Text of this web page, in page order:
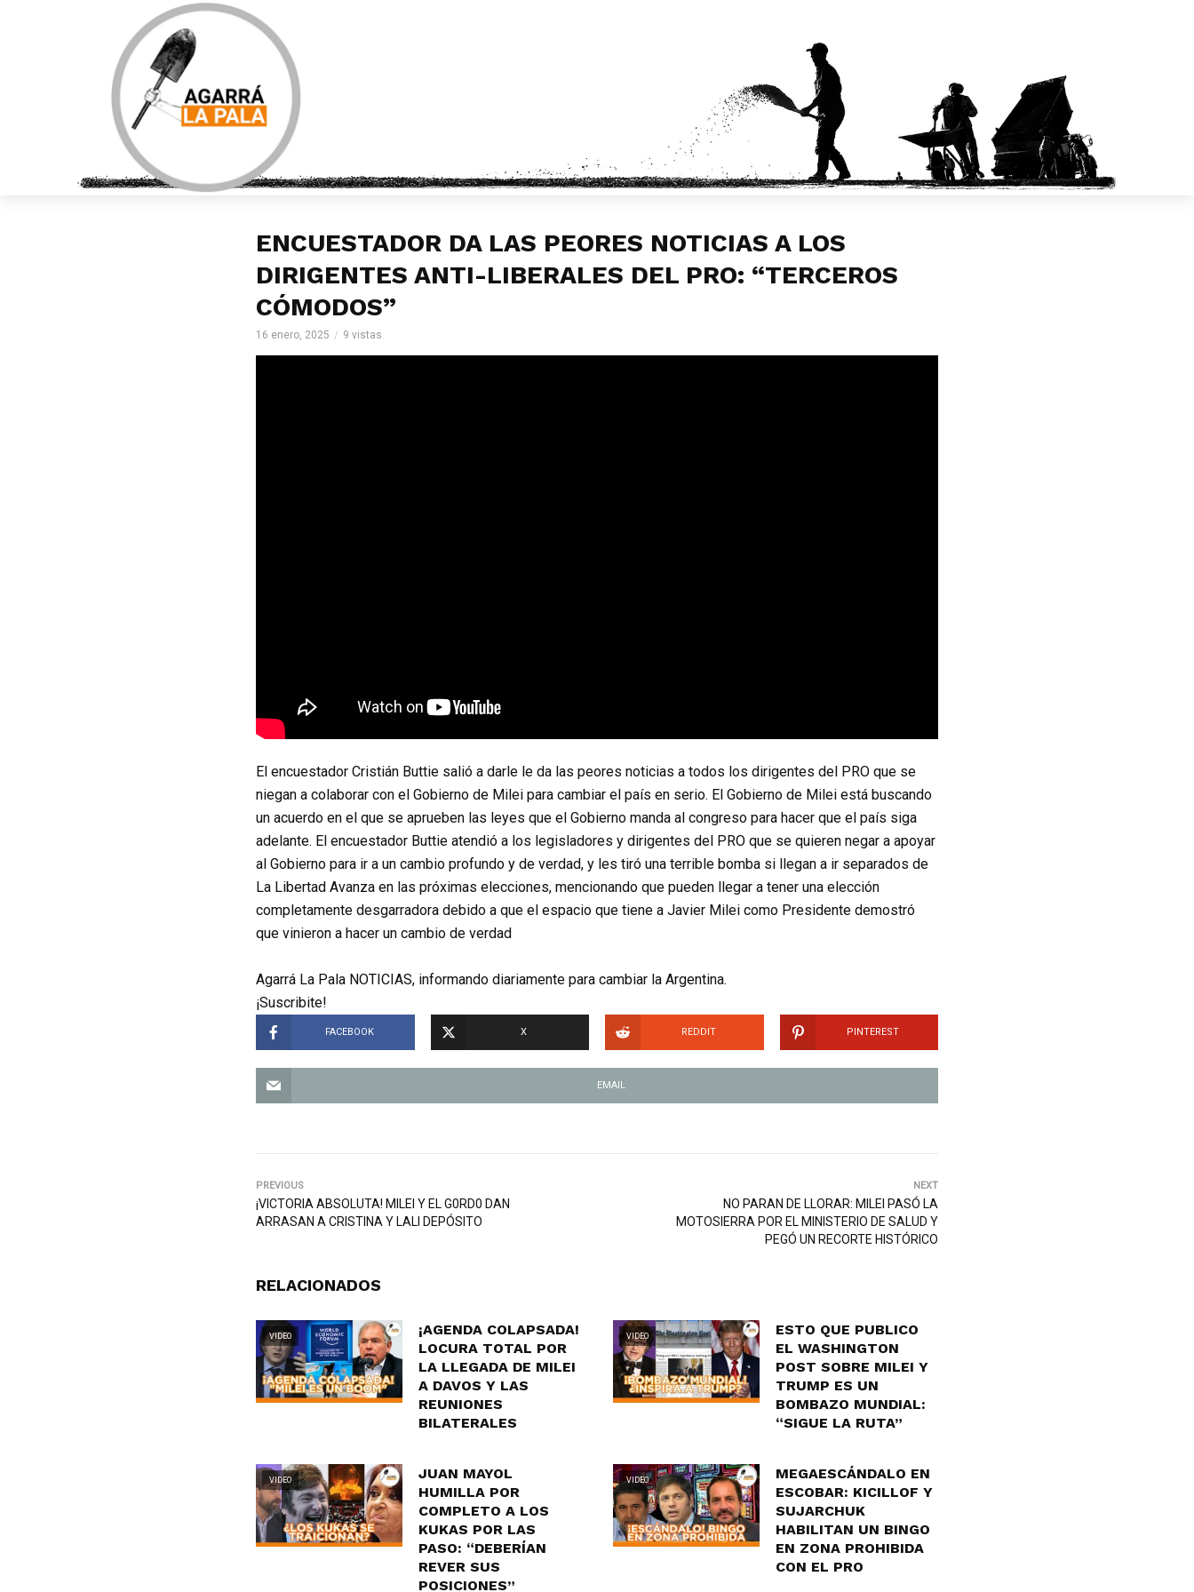
ENCUESTADOR DA LAS PEORES NOTICIAS A LOS
DIRIGENTES ANTI-LIBERALES DEL PRO: “TERCEROS
CÓMODOS”
16 enero, 2025 9 vistas
El encuestador Cristián Buttie salió a darle le da las peores noticias a todos los dirigentes del PRO que se
niegan a colaborar con el Gobierno de Milei para cambiar el país en serio. El Gobierno de Milei está buscando
un acuerdo en el que se aprueben las leyes que el Gobierno manda al congreso para hacer que el país siga
adelante. El encuestador Buttie atendió a los legisladores y dirigentes del PRO que se quieren negar a apoyar
al Gobierno para ir a un cambio profundo y de verdad, y les tiró una terrible bomba si llegan a ir separados de
La Libertad Avanza en las próximas elecciones, mencionando que pueden llegar a tener una elección
completamente desgarradora debido a que el espacio que tiene a Javier Milei como Presidente demostró
que vinieron a hacer un cambio de verdad
Agarrá La Pala NOTICIAS, informando diariamente para cambiar la Argentina.
¡Suscribite!
FACEBOOK X REDDIT PINTEREST
EMAIL
PREVIOUS
¡VICTORIA ABSOLUTA! MILEI Y EL G0RD0 DAN
ARRASAN A CRISTINA Y LALI DEPÓSITO
NEXT
NO PARAN DE LLORAR: MILEI PASÓ LA
MOTOSIERRA POR EL MINISTERIO DE SALUD Y
PEGÓ UN RECORTE HISTÓRICO
RELACIONADOS
VIDEO
¡AGENDA COLAPSADA!
LOCURA TOTAL POR
LA LLEGADA DE MILEI
A DAVOS Y LAS
REUNIONES
BILATERALES
VIDEO
ESTO QUE PUBLICO
EL WASHINGTON
POST SOBRE MILEI Y
TRUMP ES UN
BOMBAZO MUNDIAL:
“SIGUE LA RUTA”
VIDEO
JUAN MAYOL
HUMILLA POR
COMPLETO A LOS
KUKAS POR LAS
PASO: “DEBERÍAN
REVER SUS
POSICIONES”
VIDEO
MEGAESCÁNDALO EN
ESCOBAR: KICILLOF Y
SUJARCHUK
HABILITAN UN BINGO
EN ZONA PROHIBIDA
CON EL PRO